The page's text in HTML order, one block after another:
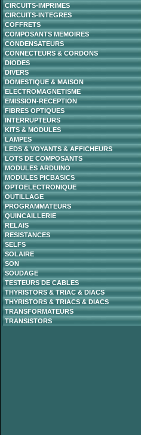
CIRCUITS-IMPRIMES
CIRCUITS-INTEGRES
COFFRETS
COMPOSANTS MEMOIRES
CONDENSATEURS
CONNECTEURS & CORDONS
DIODES
DIVERS
DOMESTIQUE & MAISON
ELECTROMAGNETISME
EMISSION-RECEPTION
FIBRES OPTIQUES
INTERRUPTEURS
KITS & MODULES
LAMPES
LEDS & VOYANTS & AFFICHEURS
LOTS DE COMPOSANTS
MODULES ARDUINO
MODULES PICBASICS
OPTOELECTRONIQUE
OUTILLAGE
PROGRAMMATEURS
QUINCAILLERIE
RELAIS
RESISTANCES
SELFS
SOLAIRE
SON
SOUDAGE
TESTEURS DE CABLES
THYRISTORS & TRIAC & DIACS
THYRISTORS & TRIACS & DIACS
TRANSFORMATEURS
TRANSISTORS